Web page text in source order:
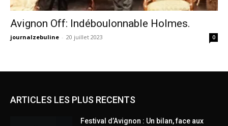
Avignon Off: Indéboulonnable Holmes.
journalzebuline - 20 juillet 2023 0
ARTICLES LES PLUS RECENTS
Festival d’Avignon : Un bilan, face aux